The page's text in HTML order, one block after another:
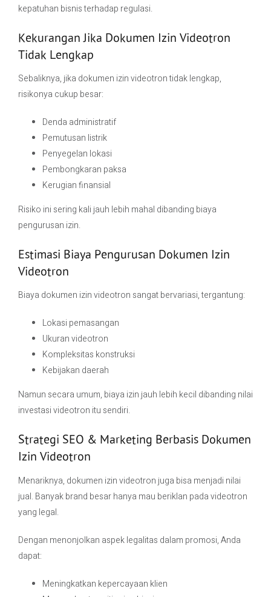
kepatuhan bisnis terhadap regulasi.
Kekurangan Jika Dokumen Izin Videotron
Tidak Lengkap
Sebaliknya, jika dokumen izin videotron tidak lengkap,
risikonya cukup besar:
Denda administratif
Pemutusan listrik
Penyegelan lokasi
Pembongkaran paksa
Kerugian finansial
Risiko ini sering kali jauh lebih mahal dibanding biaya
pengurusan izin.
Estimasi Biaya Pengurusan Dokumen Izin
Videotron
Biaya dokumen izin videotron sangat bervariasi, tergantung:
Lokasi pemasangan
Ukuran videotron
Kompleksitas konstruksi
Kebijakan daerah
Namun secara umum, biaya izin jauh lebih kecil dibanding nilai
investasi videotron itu sendiri.
Strategi SEO & Marketing Berbasis Dokumen
Izin Videotron
Menariknya, dokumen izin videotron juga bisa menjadi nilai
jual. Banyak brand besar hanya mau beriklan pada videotron
yang legal.
Dengan menonjolkan aspek legalitas dalam promosi, Anda
dapat:
Meningkatkan kepercayaan klien